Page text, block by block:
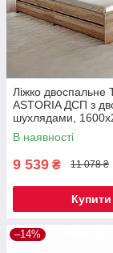
Ліжко двоспальне
ASTORIA ДСП з
шухлядами,
Дуб сонома/Дуб
В наявності
9 539 ₴ 11 078 ₴
Купити
–14%